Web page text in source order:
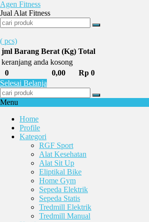
Agen Fitness
Jual Alat Fitness
( pcs)
jml Barang Berat (Kg) Total
keranjang anda kosong
0
0,00
Rp 0
Selesai Belanja
Menu
Home
Profile
Kategori
RGF Sport
Alat Kesehatan
Alat Sit Up
Eliptikal Bike
Home Gym
Sepeda Elektrik
Sepeda Statis
Tredmill Elektrik
Tredmill Manual